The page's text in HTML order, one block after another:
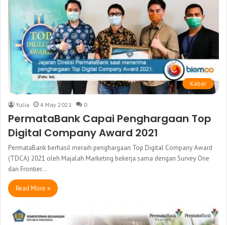
Kabar
Yulia 4 May 2021 0
PermataBank Capai Penghargaan Top
Digital Company Award 2021
PermataBank berhasil meraih penghargaan Top Digital Company Award
(TDCA) 2021 oleh Majalah Marketing bekerja sama dengan Survey One
dan Frontier…
Read More »